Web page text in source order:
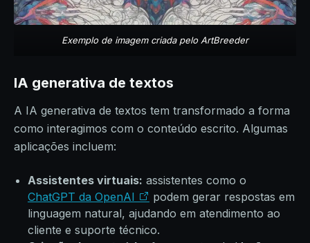
Exemplo de imagem criada pelo ArtBreeder
IA generativa de textos
A IA generativa de textos tem transformado a forma
como interagimos com o conteúdo escrito. Algumas
aplicações incluem:
Assistentes virtuais: assistentes como o
ChatGPT da OpenAI
podem gerar respostas em
linguagem natural, ajudando em atendimento ao
cliente e suporte técnico.